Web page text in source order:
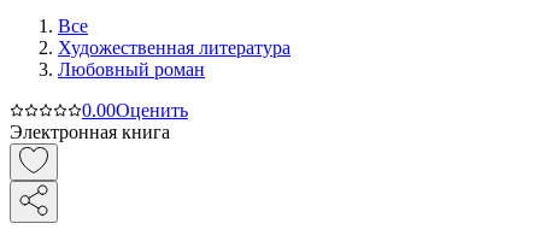
Все
Художественная литература
Любовный роман
0.00Оценить
Электронная книга